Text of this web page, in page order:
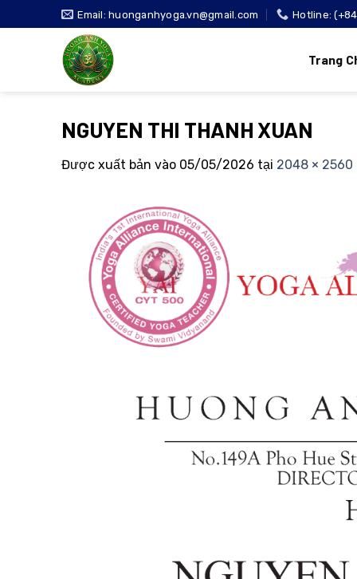
qua
Email: huonganhyoga.vn@gmail.com Hotline:
Trang
NGUYEN THI THANH XUAN
Được xuất bản vào 05/05/2026 tại 2048 × 2560